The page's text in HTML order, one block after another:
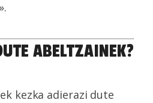
ABELTZAINEK?
kezka adierazi dute